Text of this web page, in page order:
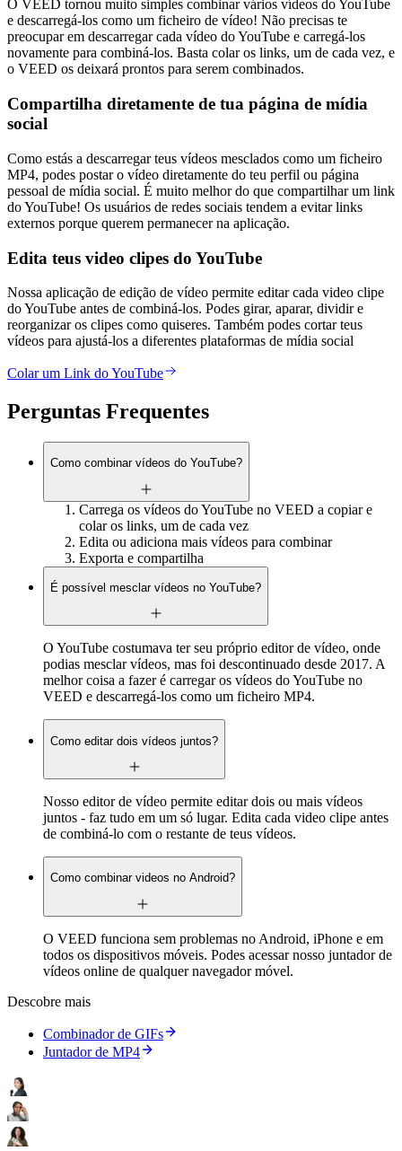
O VEED tornou muito simples combinar vários vídeos do YouTube
e descarregá-los como um ficheiro de vídeo! Não precisas te
preocupar em descarregar cada vídeo do YouTube e carregá-los
novamente para combiná-los. Basta colar os links, um de cada vez, e
o VEED os deixará prontos para serem combinados.
Compartilha diretamente de tua página de mídia
social
Como estás a descarregar teus vídeos mesclados como um ficheiro
MP4, podes postar o vídeo diretamente do teu perfil ou página
pessoal de mídia social. É muito melhor do que compartilhar um link
do YouTube! Os usuários de redes sociais tendem a evitar links
externos porque querem permanecer na aplicação.
Edita teus video clipes do YouTube
Nossa aplicação de edição de vídeo permite editar cada video clipe
do YouTube antes de combiná-los. Podes girar, aparar, dividir e
reorganizar os clipes como quiseres. Também podes cortar teus
vídeos para ajustá-los a diferentes plataformas de mídia social
Colar um Link do YouTube
Perguntas Frequentes
Como combinar vídeos do YouTube?
Carrega os vídeos do YouTube no VEED a copiar e
colar os links, um de cada vez
Edita ou adiciona mais vídeos para combinar
Exporta e compartilha
É possível mesclar vídeos no YouTube?
O YouTube costumava ter seu próprio editor de vídeo, onde
podias mesclar vídeos, mas foi descontinuado desde 2017. A
melhor coisa a fazer é carregar os vídeos do YouTube no
VEED e descarregá-los como um ficheiro MP4.
Como editar dois vídeos juntos?
Nosso editor de vídeo permite editar dois ou mais vídeos
juntos - faz tudo em um só lugar. Edita cada video clipe antes
de combiná-lo com o restante de teus vídeos.
Como combinar videos no Android?
O VEED funciona sem problemas no Android, iPhone e em
todos os dispositivos móveis. Podes acessar nosso juntador de
vídeos online de qualquer navegador móvel.
Descobre mais
Combinador de GIFs
Juntador de MP4